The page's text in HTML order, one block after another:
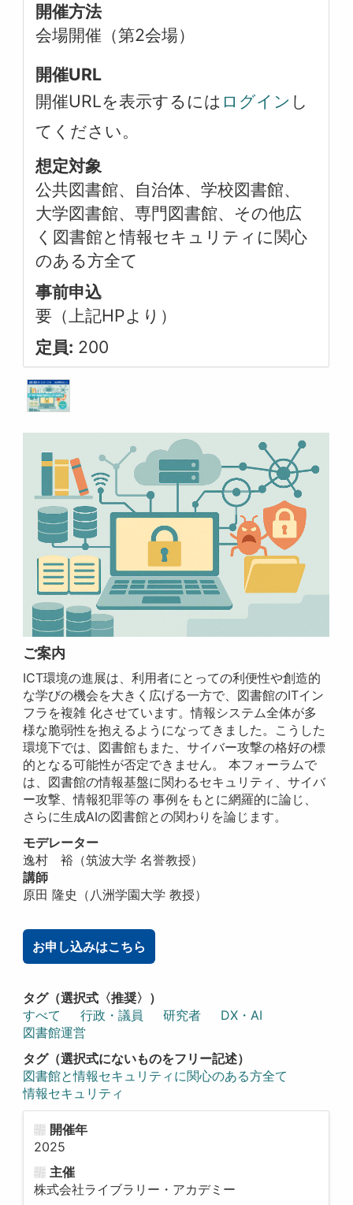
開催方法
会場開催（第2会場）
開催URL
開催URLを表示するには ログイン し
てください。
想定対象
公共図書館、自治体、学校図書館、
大学図書館、専門図書館、その他広
く図書館と情報セキュリティに関心
のある方全て
事前申込
要（上記HPより）
定員: 200
ご案内
ICT環境の進展は、利用者にとっての利便性や創造的
な学びの機会を大きく広げる一方で、図書館のITイン
フラを複雑 化させています。情報システム全体が多
様な脆弱性を抱えるようになってきました。こうした
環境下では、図書館もまた、サイバー攻撃の格好の標
的となる可能性が否定できません。 本フォーラムで
は、図書館の情報基盤に関わるセキュリティ、サイバ
ー攻撃、情報犯罪等の 事例をもとに網羅的に論じ、
さらに生成AIの図書館との関わりを論じます。
モデレーター
逸村 裕（筑波大学 名誉教授）
講師
原田 隆史（八洲学園大学 教授）
お申し込みはこちら
タグ（選択式〈推奨〉）
すべて
行政・議員 研究者
DX・AI
図書館運営
タグ（選択式にないものをフリー記述）
図書館と情報セキュリティに関心のある方全て
情報セキュリティ
開催年
2025
主催
株式会社ライブラリー・アカデミー